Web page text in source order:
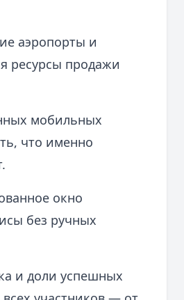
аэропорты и
ресурсы продажи
мобильных
что именно
окно
без ручных
и доли успешных